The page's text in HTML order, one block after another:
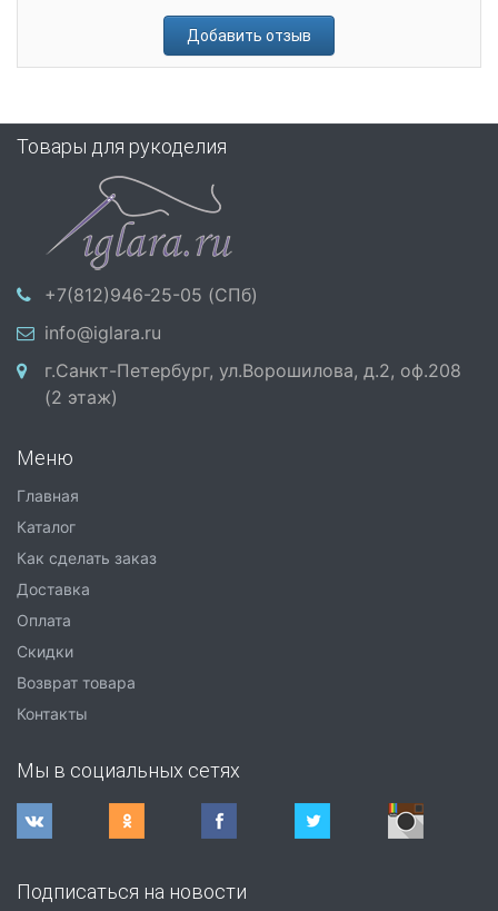
Добавить отзыв
Товары для рукоделия
+7(812)946-25-05 (СПб)
info@iglara.ru
г.Санкт-Петербург, ул.Ворошилова, д.2, оф.208
(2 этаж)
Меню
Главная
Каталог
Как сделать заказ
Доставка
Оплата
Скидки
Возврат товара
Контакты
Мы в социальных сетях
Подписаться на новости